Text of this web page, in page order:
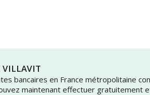
VILLAVIT
bancaires en France métropolitaine
maintenant effectuer gratuitement